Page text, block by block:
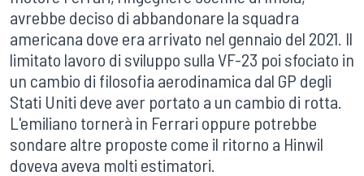
avrebbe deciso di abbandonare la squadra
americana dove era arrivato nel gennaio del 2021. Il
limitato lavoro di sviluppo sulla VF-23 poi sfociato in
un cambio di filosofia aerodinamica dal GP degli
Stati Uniti deve aver portato a un cambio di rotta.
L'emiliano tornerà in Ferrari oppure potrebbe
sondare altre proposte come il ritorno a Hinwil
doveva aveva molti estimatori.